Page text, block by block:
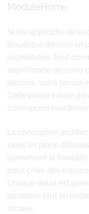
ModuleHome
Notre approche de la
Bouilletse déroule en
orchestrées. Tout
approfondie de votre
besoins, votre terrain
Cette phase initiale
correspond
La conception
idées en plans
pleinement la
pour créer des
Chaque détail est
quotidien tout en
locales.